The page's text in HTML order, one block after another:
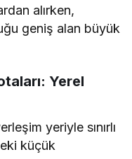
alırken,
geniş alan büyük
Yerel
yeriyle sınırlı
küçük